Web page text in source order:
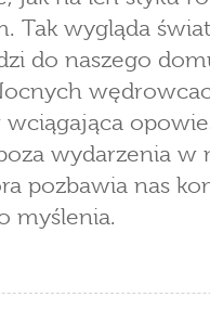
Tak wygląda
do naszego
wydarzenia w
pozbawia nas
myślenia.